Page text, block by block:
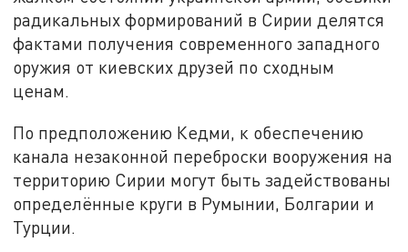
радикальных формирований в Сирии делятся
фактами получения современного западного
оружия от киевских друзей по сходным
ценам.
По предположению Кедми, к обеспечению
канала незаконной переброски вооружения на
территорию Сирии могут быть задействованы
определённые круги в Румынии, Болгарии и
Турции.